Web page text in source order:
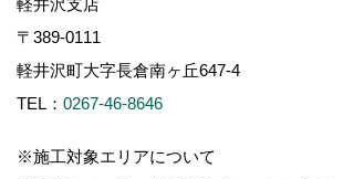
軽井沢支店
〒389-0111
軽井沢町大字長倉南ヶ丘647-4
TEL： 0267-46-8646
※施工対象エリアについて